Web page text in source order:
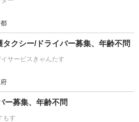
クシー/ドライバー募集、年齢不問
サービスきゃんたす
ー募集、年齢不問
もす